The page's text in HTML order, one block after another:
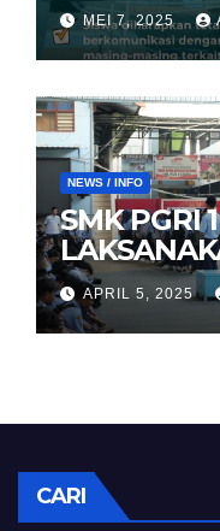
MEI 7, 2025
NEWS / INFO
SMK PGRI
HALAL
APRIL 5, 2025
CARI